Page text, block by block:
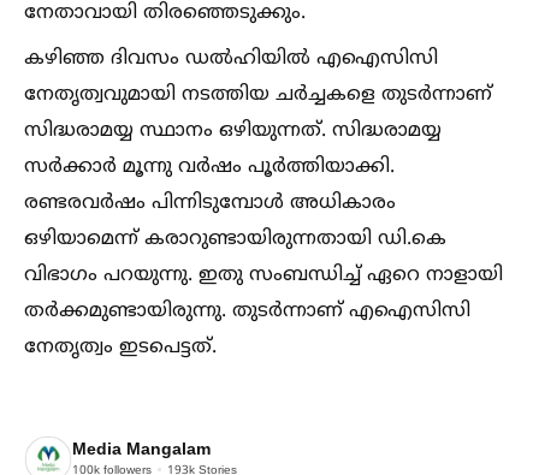
നേതാവായി തിരഞ്ഞെടുക്കും.
കഴിഞ്ഞ ദിവസം ഡല്‍ഹിയില്‍ എഐസിസി
നേതൃത്വവുമായി നടത്തിയ ചർച്ചകളെ തുടർന്നാണ്
സിദ്ധരാമയ്യ സ്ഥാനം ഒഴിയുന്നത്. സിദ്ധരാമയ്യ
സർക്കാർ മൂന്നു വർഷം പൂർത്തിയാക്കി.
രണ്ടരവർഷം പിന്നിടുമ്പോള്‍ അധികാരം
ഒഴിയാമെന്ന് കരാറുണ്ടായിരുന്നതായി ഡി.കെ
വിഭാഗം പറയുന്നു. ഇതു സംബന്ധിച്ച്‌ ഏറെ നാളായി
തർക്കമുണ്ടായിരുന്നു. തുടർന്നാണ് എഐസിസി
നേതൃത്വം ഇടപെട്ടത്.
Media Mangalam
100k followers 193k Stories